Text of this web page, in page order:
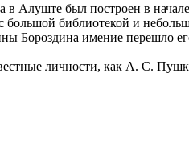
в Алуште был построен в
большой библиотекой и
Бороздина имение перешло
личности, как А. С.